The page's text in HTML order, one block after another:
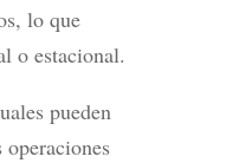
lo que
o estacional.
pueden
operaciones